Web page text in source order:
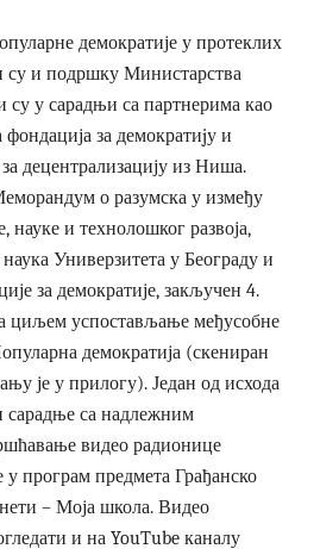
демократије у протеклих
су и подршку Министарства
су у сарадњи са партнерима као
за демократиjу и
децентрализацију из Ниша.
о разумска у између
науке и технолошког развоја,
Универзитета у Београду и
за демократије, закључен 4.
циљем успостављање међусобне
демократија (скениран
је у прилогу). Један од исхода
сарадње са надлежним
видео радионице
у програм предмета Грађанско
– Моја школа. Видео
и на YouTube каналу